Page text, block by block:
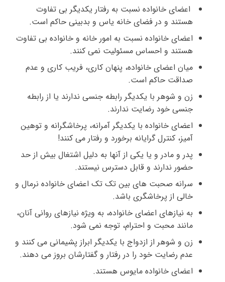
اعضای خانواده نسبت به رفتار یکدیگر بی تفاوت
هستند و در فضای خانه یاس و بدبینی حاکم است.
اعضای خانواده نسبت به امور خانه و خانواده بی تفاوت
هستند و احساس مسئولیت نمی کنند.
میان اعضای خانواده، پنهان کاری، فریب کاری و عدم
صداقت حاکم است.
زن و شوهر با یکدیگر رابطه جنسی ندارند یا از رابطه
جنسی خود رضایت ندارند.
اعضای خانواده با یکدیگر آمرانه، پرخاشگرانه و توهین
آمیز، کنترل گرایانه برخورد و رفتار می کنند!
پدر و مادر و یا یکی از آنها به دلیل اشتغال بیش از حد
حضور ندارند و قابل دسترس نیستند.
سرانه صحبت های بین تک تک اعضای خانواده نرمال و
خالی از پرخاشگری باشد.
به نیازهای اعضای خانواده، به ویژه نیازهای روانی آنان،
مانند محبت و احترام، توجه نمی شود.
زن و شوهر از ازدواج با یکدیگر ابراز پشیمانی می کنند و
عدم رضایت خود را در رفتار و گفتارشان بروز می دهند.
اعضای خانواده مایوس هستند.